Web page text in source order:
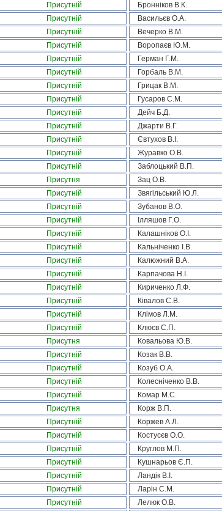
Присутній Бронніков В.К.
Присутній Васильєв О.А.
Присутній Вечерко В.М.
Присутній Воропаєв Ю.М.
Присутній Герман Г.М.
Присутній Горбаль В.М.
Присутній Грицак В.М.
Присутній Гусаров С.М.
Присутній Дейч Б.Д.
Присутній Джарти В.Г.
Присутній Євтухов В.І.
Присутній Журавко О.В.
Присутній Заблоцький В.П.
Присутня Зац О.В.
Присутній Звягільський Ю.Л.
Присутній Зубанов В.О.
Присутній Ілляшов Г.О.
Присутній Калашніков О.І.
Присутній Кальніченко І.В.
Присутній Калюжний В.А.
Присутній Карпачова Н.І.
Присутній Кириченко Л.Ф.
Присутній Ківалов С.В.
Присутній Клімов Л.М.
Присутній Клюєв С.П.
Присутня Ковальова Ю.В.
Присутній Козак В.В.
Присутній Козуб О.А.
Присутній Колесніченко В.В.
Присутній Комар М.С.
Присутня Корж В.П.
Присутній Коржев А.Л.
Присутній Костусєв О.О.
Присутній Круглов М.П.
Присутній Кушнарьов Є.П.
Присутній Ландік В.І.
Присутній Ларін С.М.
Присутній Лелюк О.В.